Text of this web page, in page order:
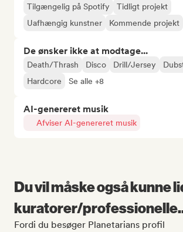
Tilgængelig på Spotify
Tidligt projekt
Uafhængig kunstner
Kommende projekt
De ønsker ikke at modtage...
Death/Thrash Disco Drill/Jersey
Hardcore
Se alle +8
AI-genereret musik
Afviser AI-genereret musik
Du vil måske også kunne
kuratorer/
Fordi du besøger Planetarians profil